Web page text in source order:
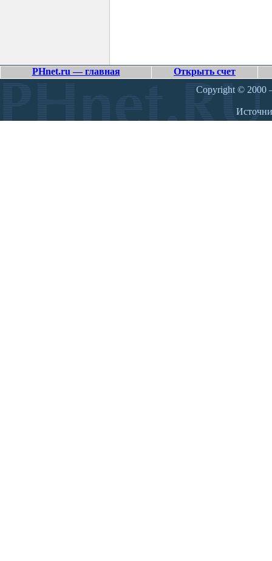
PHnet.ru — главная
Открыть счет
Copyright © 2000